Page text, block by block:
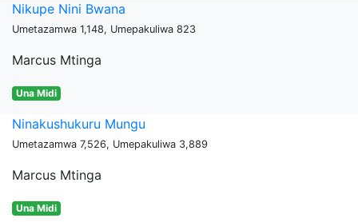
Nikupe Nini Bwana
Umetazamwa 1,148, Umepakuliwa 823
Marcus Mtinga
Una Midi
Ninakushukuru Mungu
Umetazamwa 7,526, Umepakuliwa 3,889
Marcus Mtinga
Una Midi